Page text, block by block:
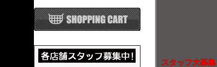
スタッフ大募